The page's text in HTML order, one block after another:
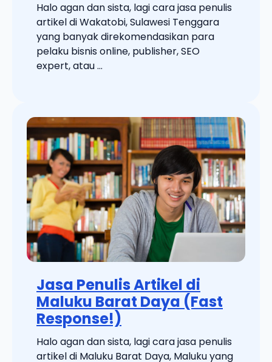
Halo agan dan sista, lagi cara jasa penulis
artikel di Wakatobi, Sulawesi Tenggara
yang banyak direkomendasikan para
pelaku bisnis online, publisher, SEO
expert, atau ...
Jasa Penulis Artikel di
Maluku Barat Daya (Fast
Response!)
Halo agan dan sista, lagi cara jasa penulis
artikel di Maluku Barat Daya, Maluku yang